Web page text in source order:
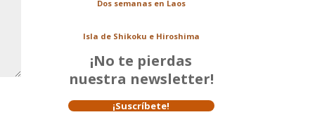
Dos semanas en Laos
Isla de Shikoku e Hiroshima
¡No te pierdas
nuestra newsletter!
¡Suscríbete!